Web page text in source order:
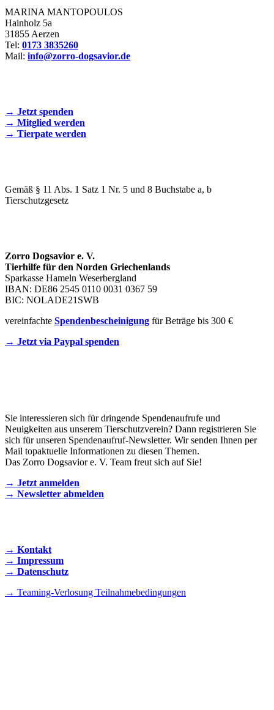
MARINA MANTOPOULOS
Hainholz 5a
31855 Aerzen
Tel: 0173 3835260
Mail: info@zorro-dogsavior.de
→ Jetzt spenden
→ Mitglied werden
→ Tierpate werden
Gemäß § 11 Abs. 1 Satz 1 Nr. 5 und 8 Buchstabe a, b
Tierschutzgesetz
Zorro Dogsavior e. V.
Tierhilfe für den Norden Griechenlands
Sparkasse Hameln Weserbergland
IBAN: DE86 2545 0110 0031 0367 59
BIC: NOLADE21SWB
vereinfachte Spendenbescheinigung für Beträge bis 300 €
→ Jetzt via Paypal spenden
Sie interessieren sich für dringende Spendenaufrufe und
Neuigkeiten aus unserem Tierschutzverein? Dann registrieren Sie
sich für unseren Spendenaufruf-Newsletter. Wir senden Ihnen per
Mail topaktuelle Informationen zu diesen Themen.
Das Zorro Dogsavior e. V. Team freut sich auf Sie!
→ Jetzt anmelden
→ Newsletter abmelden
→ Kontakt
→ Impressum
→ Datenschutz
→ Teaming-Verlosung Teilnahmebedingungen